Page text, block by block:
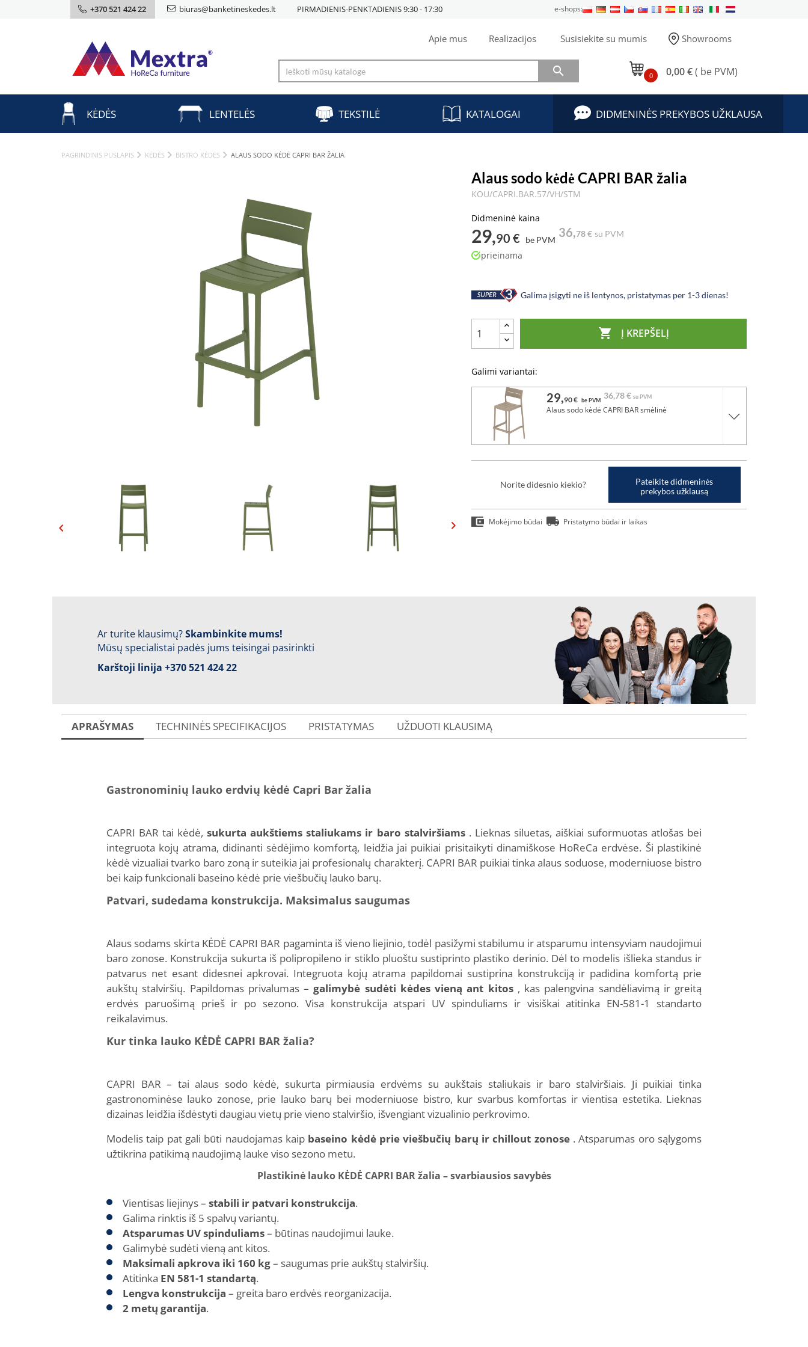
+370 521 424 22 biuras@banketineskedes.lt PIRMADIENIS-PENKTADIENIS 9:30 - 17:30 e-shops:
Apie mus Realizacijos Susisiekite su mumis Showrooms
 0 0,00 €( be PVM)
KĖDĖS LENTELĖS TEKSTILĖ KATALOGAI DIDMENINĖS PREKYBOS UŽKLAUSA
PAGRINDINIS PUSLAPIS KĖDĖS BISTRO KĖDĖS ALAUS SODO KĖDĖ CAPRI BAR ŽALIA
Alaus sodo kėdė CAPRI BAR žalia
KOU/CAPRI.BAR.57/VH/STM
Didmeninė kaina
29,90 € be PVM
36,78 € su PVM
prieinama
Galima įsigyti ne iš lentynos, pristatymas per 1-3 dienas!
 Į KREPŠELĮ
Galimi variantai:
29,90 € be PVM 36,78 € su PVM
Alaus sodo kėdė CAPRI BAR smėlinė
Norite didesnio kiekio?
Pateikite didmeninės
prekybos užklausą
Mokėjimo būdai Pristatymo būdai ir laikas
Ar turite klausimų?Skambinkite mums!
Mūsų specialistai padės jums teisingai pasirinkti
Karštoji linija +370 521 424 22
APRAŠYMAS TECHNINĖS SPECIFIKACIJOS PRISTATYMAS UŽDUOTI KLAUSIMĄ
Gastronominių lauko erdvių kėdė Capri Bar žalia
CAPRI BAR tai kėdė,sukurta aukštiems staliukams ir baro stalviršiams . Lieknas siluetas, aiškiai suformuotas atlošas bei
integruota kojų atrama, didinanti sėdėjimo komfortą, leidžia jai puikiai prisitaikyti dinamiškose HoReCa erdvėse. Ši plastikinė
kėdė vizualiai tvarko baro zoną ir suteikia jai profesionalų charakterį. CAPRI BAR puikiai tinka alaus soduose, moderniuose bistro
bei kaip funkcionali baseino kėdė prie viešbučių lauko barų.
Patvari, sudedama konstrukcija. Maksimalus saugumas
Alaus sodams skirta KĖDĖ CAPRI BAR pagaminta iš vieno liejinio, todėl pasižymi stabilumu ir atsparumu intensyviam naudojimui
baro zonose. Konstrukcija sukurta iš polipropileno ir stiklo pluoštu sustiprinto plastiko derinio. Dėl to modelis išlieka standus ir
patvarus net esant didesnei apkrovai. Integruota kojų atrama papildomai sustiprina konstrukciją ir padidina komfortą prie
aukštų stalviršių. Papildomas privalumas –galimybė sudėti kėdes vieną ant kitos , kas palengvina sandėliavimą ir greitą
erdvės paruošimą prieš ir po sezono. Visa konstrukcija atspari UV spinduliams ir visiškai atitinka EN-581-1 standarto
reikalavimus.
Kur tinka lauko KĖDĖ CAPRI BAR žalia?
CAPRI BAR – tai alaus sodo kėdė, sukurta pirmiausia erdvėms su aukštais staliukais ir baro stalviršiais. Ji puikiai tinka
gastronominėse lauko zonose, prie lauko barų bei moderniuose bistro, kur svarbus komfortas ir vientisa estetika. Lieknas
dizainas leidžia išdėstyti daugiau vietų prie vieno stalviršio, išvengiant vizualinio perkrovimo.
Modelis taip pat gali būti naudojamas kaip baseino kėdė prie viešbučių barų ir chillout zonose . Atsparumas oro sąlygoms
užtikrina patikimą naudojimą lauke viso sezono metu.
Plastikinė lauko KĖDĖ CAPRI BAR žalia – svarbiausios savybės
Vientisas liejinys – stabili ir patvari konstrukcija.
Galima rinktis iš 5 spalvų variantų.
Atsparumas UV spinduliams– būtinas naudojimui lauke.
Galimybė sudėti vieną ant kitos.
Maksimali apkrova iki 160 kg– saugumas prie aukštų stalviršių.
Atitinka EN 581-1 standartą.
Lengva konstrukcija – greita baro erdvės reorganizacija.
2 metų garantija.